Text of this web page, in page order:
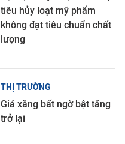
tiêu hủy loạt mỹ phẩm
không đạt tiêu chuẩn chất
lượng
THỊ TRƯỜNG
Giá xăng bất ngờ bật tăng
trở lại